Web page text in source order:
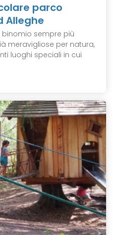
parco
Alleghe
sempre più
meravigliose per natura,
luoghi speciali in cui